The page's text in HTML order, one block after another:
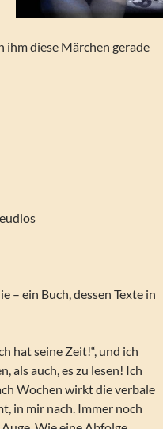
ihm diese Märchen gerade
– ein Buch, dessen Texte in
hat seine Zeit!“, und ich
als auch, es zu lesen! Ich
Wochen wirkt die verbale
in mir nach. Immer noch